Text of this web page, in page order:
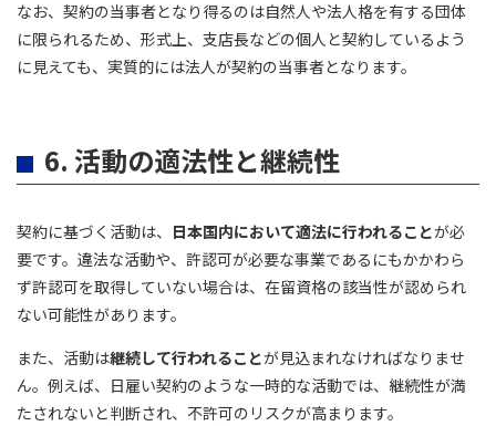
なお、契約の当事者となり得るのは自然人や法人格を有する団体
に限られるため、形式上、支店長などの個人と契約しているよう
に見えても、実質的には法人が契約の当事者となります。
6. 活動の適法性と継続性
契約に基づく活動は、 日本国内において適法に行われることが必
要です。違法な活動や、許認可が必要な事業であるにもかかわら
ず許認可を取得していない場合は、在留資格の該当性が認められ
ない可能性があります。
また、活動は継続して行われることが見込まれなければなりませ
ん。例えば、日雇い契約のような一時的な活動では、継続性が満
たされないと判断され、不許可のリスクが高まります。